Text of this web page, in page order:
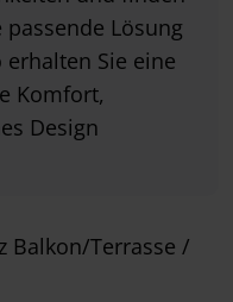
Balkon/Terrasse /
Lösung
Sie eine
Komfort,
Design